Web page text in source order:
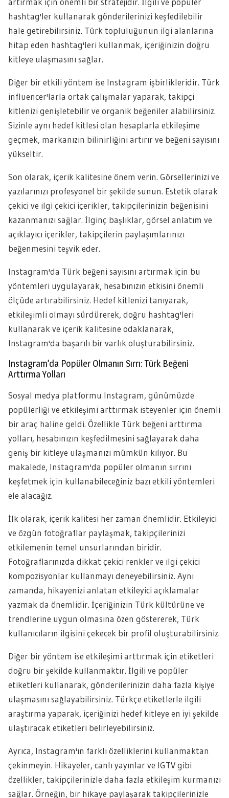
hashtag'ler kullanarak gönderilerinizi keşfedilebilir
hale getirebilirsiniz. Türk topluluğunun ilgi alanlarına
hitap eden hashtag'leri kullanmak, içeriğinizin doğru
kitleye ulaşmasını sağlar.
Diğer bir etkili yöntem ise Instagram işbirlikleridir. Türk
influencer'larla ortak çalışmalar yaparak, takipçi
kitlenizi genişletebilir ve organik beğeniler alabilirsiniz.
Sizinle aynı hedef kitlesi olan hesaplarla etkileşime
geçmek, markanızın bilinirliğini artırır ve beğeni sayısını
yükseltir.
Son olarak, içerik kalitesine önem verin. Görsellerinizi ve
yazılarınızı profesyonel bir şekilde sunun. Estetik olarak
çekici ve ilgi çekici içerikler, takipçilerinizin beğenisini
kazanmanızı sağlar. İlginç başlıklar, görsel anlatım ve
açıklayıcı içerikler, takipçilerin paylaşımlarınızı
beğenmesini teşvik eder.
Instagram'da Türk beğeni sayısını artırmak için bu
yöntemleri uygulayarak, hesabınızın etkisini önemli
ölçüde artırabilirsiniz. Hedef kitlenizi tanıyarak,
etkileşimli olmayı sürdürerek, doğru hashtag'leri
kullanarak ve içerik kalitesine odaklanarak,
Instagram'da başarılı bir varlık oluşturabilirsiniz.
Instagram’da Popüler Olmanın Sırrı: Türk Beğeni
Arttırma Yolları
Sosyal medya platformu Instagram, günümüzde
popülerliği ve etkileşimi arttırmak isteyenler için önemli
bir araç haline geldi. Özellikle Türk beğeni arttırma
yolları, hesabınızın keşfedilmesini sağlayarak daha
geniş bir kitleye ulaşmanızı mümkün kılıyor. Bu
makalede, Instagram'da popüler olmanın sırrını
keşfetmek için kullanabileceğiniz bazı etkili yöntemleri
ele alacağız.
İlk olarak, içerik kalitesi her zaman önemlidir. Etkileyici
ve özgün fotoğraflar paylaşmak, takipçilerinizi
etkilemenin temel unsurlarından biridir.
Fotoğraflarınızda dikkat çekici renkler ve ilgi çekici
kompozisyonlar kullanmayı deneyebilirsiniz. Aynı
zamanda, hikayenizi anlatan etkileyici açıklamalar
yazmak da önemlidir. İçeriğinizin Türk kültürüne ve
trendlerine uygun olmasına özen göstererek, Türk
kullanıcıların ilgisini çekecek bir profil oluşturabilirsiniz.
Diğer bir yöntem ise etkileşimi arttırmak için etiketleri
doğru bir şekilde kullanmaktır. İlgili ve popüler
etiketleri kullanarak, gönderilerinizin daha fazla kişiye
ulaşmasını sağlayabilirsiniz. Türkçe etiketlerle ilgili
araştırma yaparak, içeriğinizi hedef kitleye en iyi şekilde
ulaştıracak etiketleri belirleyebilirsiniz.
Ayrıca, Instagram'ın farklı özelliklerini kullanmaktan
çekinmeyin. Hikayeler, canlı yayınlar ve IGTV gibi
özellikler, takipçilerinizle daha fazla etkileşim kurmanızı
sağlar. Örneğin, bir hikaye paylaşarak takipçilerinizle